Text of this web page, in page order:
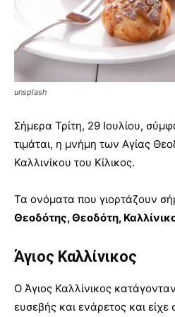
unsplash
Σήμερα Τρίτη, 29 Ιουλίου,
τιμάται, η μνήμη των Αγίας
Καλλινίκου του Κίλικος.
Τα ονόματα που γιορτάζουν
Θεοδότης, Θεοδότη,
Άγιος Καλλίνικος
Ο Άγιος Καλλίνικος
ευσεβής και ενάρετος και